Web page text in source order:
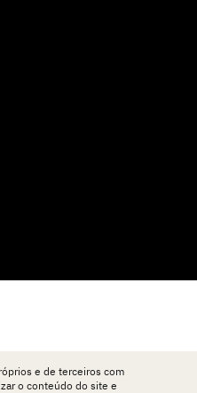
e de terceiros com
o conteúdo do site e